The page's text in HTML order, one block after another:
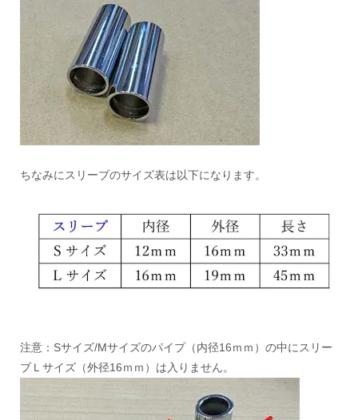
ちなみにスリーブのサイズ表は以下になります。
注意：Sサイズ/Mサイズのパイプ（内径16ｍｍ）の中にスリー
ブＬサイズ（外径16ｍｍ）は入りません。